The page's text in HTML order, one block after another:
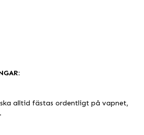
alltid fästas ordentligt på vapnet,